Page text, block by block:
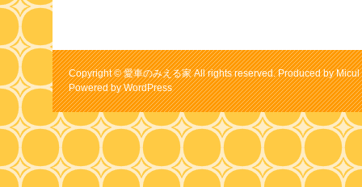
Copyright © 愛車のみえる家 All rights reserved. Produced by Micul
Powered byWordPress